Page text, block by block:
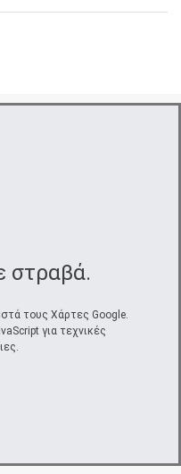
στραβά.
τους Χάρτες Google.
για τεχνικές